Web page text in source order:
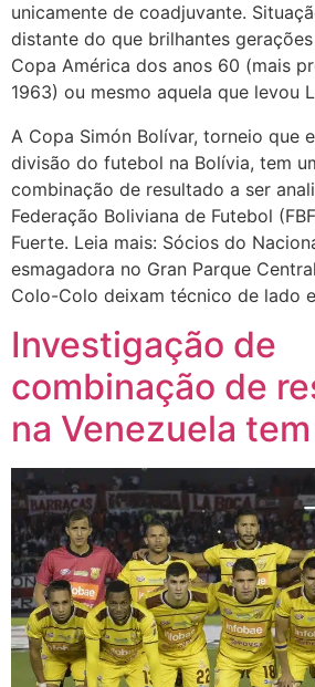
unicamente de coadjuvante.
distante do que brilhantes
Copa América dos anos 60 (mais
1963) ou mesmo aquela que levou
A Copa Simón Bolívar, torneio que
divisão do futebol na Bolívia, tem
combinação de resultado a ser
Federação Boliviana de Futebol
Fuerte. Leia mais: Sócios do
esmagadora no Gran Parque
Colo-Colo deixam técnico de lado
Investigação de
combinação de
na Venezuela